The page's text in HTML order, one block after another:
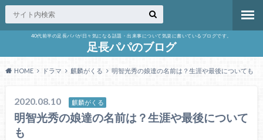
40代前半の足長パパが日々気になる話題・出来事について気楽に書いているブログです。
足長パパのブログ
HOME ドラマ 麒麟がくる 明智光秀の娘達の名前は？生涯や最後についても
2020.08.10 麒麟がくる
明智光秀の娘達の名前は？生涯や最後について
も